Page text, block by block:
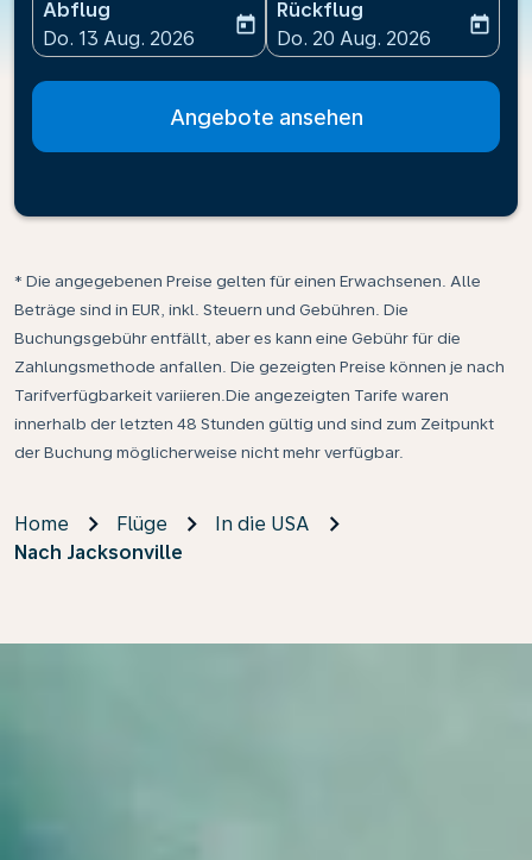
Abflug
fc-booking-departure-date-aria-label
Do. 13 Aug. 2026
today
Rückflug
fc-booking-return-date-
Do. 20 Aug. 2026
today
Angebote ansehen
* Die angegebenen Preise gelten für einen Erwachsenen. Alle
Beträge sind in EUR, inkl. Steuern und Gebühren. Die
Buchungsgebühr entfällt, aber es kann eine Gebühr für die
Zahlungsmethode anfallen. Die gezeigten Preise können je nach
Tarifverfügbarkeit variieren.Die angezeigten Tarife waren
innerhalb der letzten 48 Stunden gültig und sind zum Zeitpunkt
der Buchung möglicherweise nicht mehr verfügbar.
Home Flüge
In die USA
Nach Jacksonville